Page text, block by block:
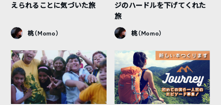
えられることに気づいた旅
桃（Momo）
ジのハードルを下げてくれた
旅
桃（Momo）